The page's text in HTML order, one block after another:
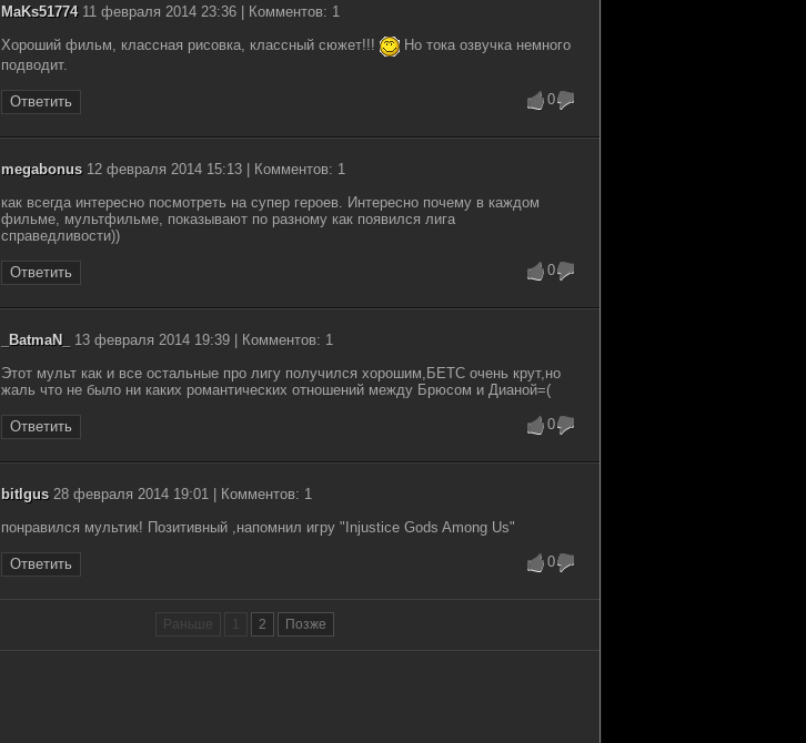
MaKs5177411 февраля 2014 23:36 | Комментов: 1
Хороший фильм, классная рисовка, классный сюжет!!!
Но тока озвучка немного
подводит.
Ответить 0
megabonus12 февраля 2014 15:13 | Комментов: 1
как всегда интересно посмотреть на супер героев. Интересно почему в каждом
фильме, мультфильме, показывают по разному как появился лига
справедливости))
Ответить 0
_BatmaN_
13 февраля 2014 19:39 | Комментов: 1
Этот мульт как и все остальные про лигу получился хорошим,БЕТС очень крут,но
жаль что не было ни каких романтических отношений между Брюсом и Дианой=(
Ответить 0
bitlgus28 февраля 2014 19:01 | Комментов: 1
понравился мультик! Позитивный ,напомнил игру "Injustice Gods Among Us"
Ответить 0
Раньше 2 Позже